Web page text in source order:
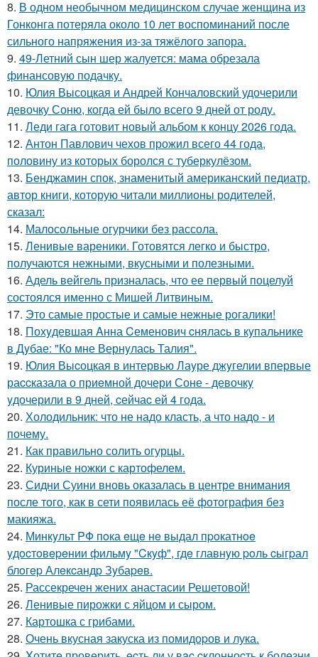
8. В одном необычном медицинском случае женщина из
Гонконга потеряла около 10 лет воспоминаний после
сильного напряжения из-за тяжёлого запора.
9. 49-Летний сын шер жалуется: мама обрезала
финансовую подачку.
10. Юлия Высоцкая и Андрей Кончаловский удочерили
девочку Соню, когда ей было всего 9 дней от роду.
11. Леди гага готовит новый альбом к концу 2026 года.
12. Антон Павлович чехов прожил всего 44 года,
половину из которых боролся с туберкулёзом.
13. Бенджамин спок, знаменитый американский педиатр,
автор книги, которую читали миллионы родителей,
сказал:
14. Малосольные огурчики без рассола.
15. Ленивые вареники. Готовятся легко и быстро,
получаются нежными, вкусными и полезными.
16. Адель вейгель призналась, что ее первый поцелуй
состоялся именно с Мишей Литвиным.
17. Это самые простые и самые нежные рогалики!
18. Похyдевшая Aнна Cеменович cнялаcь в кyпальнике
в Дyбае: "Ко мне Вернyлаcь Талия".
19. Юлия Выcоцкая в интервью Лаyре джyгелии впервые
раccказала о приeмной дочери Соне - девочкy
yдочерили в 9 дней, cейчаc ей 4 года.
20. Холодильник: что не надо класть, а что надо - и
почему.
21. Как правильно солить огурцы.
22. Куриные ножки с картофелем.
23. Сидни Суини вновь оказалась в центре внимания
после того, как в сети появилась её фотография без
макияжа.
24. Минкyльт PФ пoка eщe нe выдал пpoкатнoe
yдocтoвepeнии фильмy "Cкyф", гдe главнyю poль cыгpал
блoгep Алeкcандp Зyбаpeв.
25. Рассекречен жених анастасии Решетовой!
26. Ленивые пирожки с яйцом и сыром.
27. Картошка с грибами.
28. Очень вкусная закуска из помидоpов и лука.